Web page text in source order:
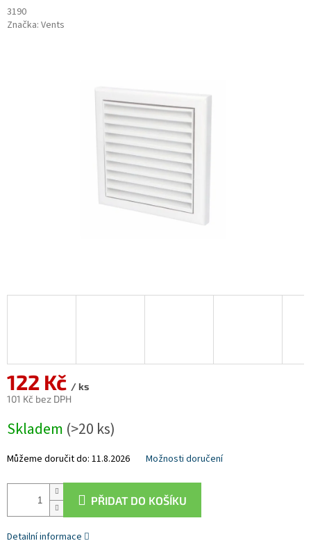
3190
Značka: Vents
122 Kč / ks
101 Kč bez DPH
cena:
Skladem (>20 ks)
Můžeme doručit do: 11.8.2026 Možnosti doručení
PŘIDAT DO KOŠÍKU
Detailní informace